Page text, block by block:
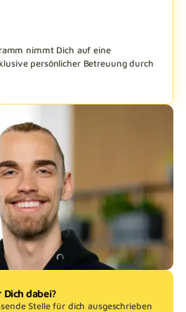
nimmt Dich auf eine
persönlicher Betreuung durch
Dich dabei?
Stelle für dich ausgeschrieben